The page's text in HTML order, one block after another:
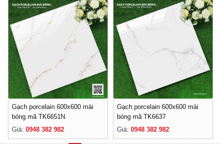
Gạch porcelain 600x600 mài
bóng mã TK6651N
Giá: 0948 382 982
Gạch porcelain 600x600 mài
bóng mã TK6637
Giá: 0948 382 982